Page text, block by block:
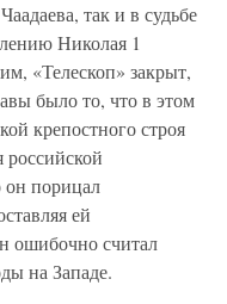
так и в судьбе
Николая 1
«Телескоп» закрыт,
было то, что в этом
крепостного строя
российской
он порицал
ей
ошибочно считал
на Западе.